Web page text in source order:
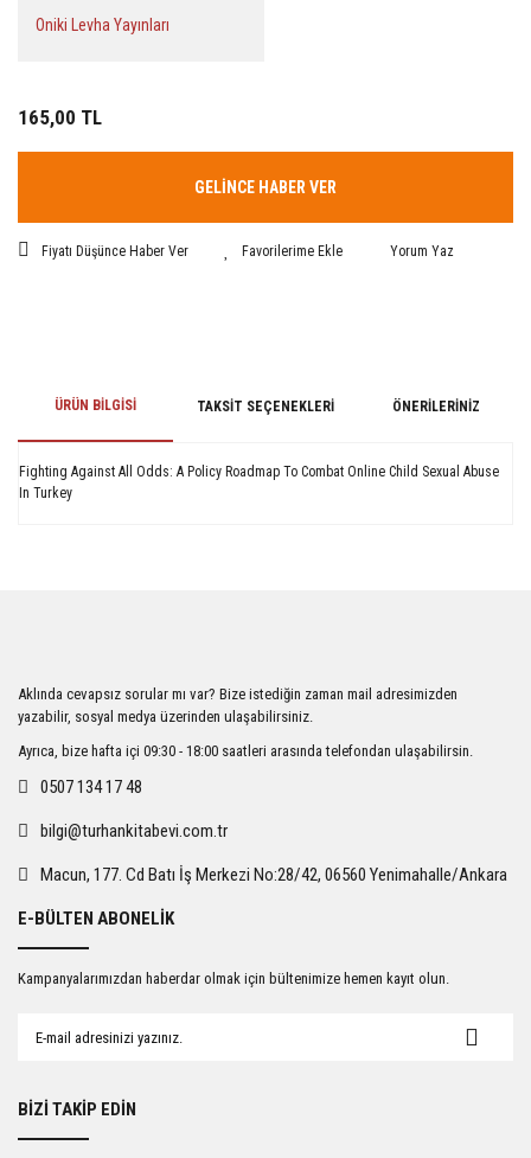
Oniki Levha Yayınları
165,00 TL
GELİNCE HABER VER
Fiyatı Düşünce Haber Ver Yorum Yaz
ÜRÜN BILGISI TAKSIT SEÇENEKLERI ÖNERILERINIZ
Fighting Against All Odds: A Policy Roadmap To Combat Online Child Sexual Abuse
In Turkey
Ürün açıklamasında eksik bilgiler bulunuyor.
Ürün bilgilerinde hatalar bulunuyor.
Ürün fiyatı diğer sitelerden daha pahalı.
Gönder
Aklında cevapsız sorular mı var? Bize istediğin zaman mail adresimizden
yazabilir, sosyal medya üzerinden ulaşabilirsiniz.
Ayrıca, bize hafta içi 09:30 - 18:00 saatleri arasında telefondan ulaşabilirsin.
0507 134 17 48
bilgi@turhankitabevi.com.tr
Macun, 177. Cd Batı İş Merkezi No:28/42, 06560 Yenimahalle/Ankara
E-BÜLTEN ABONELİK
Kampanyalarımızdan haberdar olmak için bültenimize hemen kayıt olun.
BİZİ TAKİP EDİN